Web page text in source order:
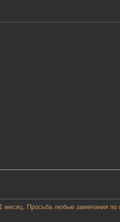
Просьба любые замечания по